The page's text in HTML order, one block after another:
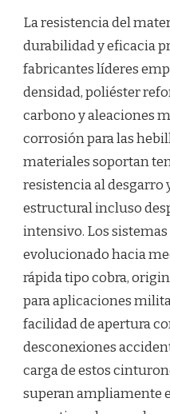
La resistencia del
durabilidad y eficacia
fabricantes líderes
densidad, poliéster
carbono y aleaciones
corrosión para las
materiales soportan
resistencia al
estructural incluso
intensivo. Los
evolucionado hacia
rápida tipo cobra,
para aplicaciones
facilidad de apertura
desconexiones
carga de estos
superan ampliamente